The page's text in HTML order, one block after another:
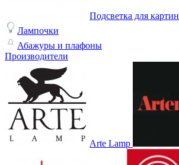
Подсветка для картин
Лампочки
Абажуры и плафоны
Производители
Arte Lamp